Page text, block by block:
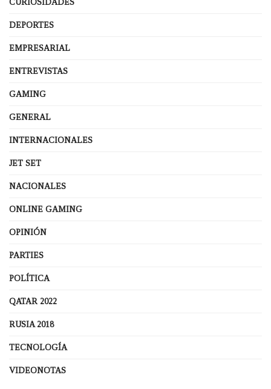
CURIOSIDADES
DEPORTES
EMPRESARIAL
ENTREVISTAS
GAMING
GENERAL
INTERNACIONALES
JET SET
NACIONALES
ONLINE GAMING
OPINIÓN
PARTIES
POLÍTICA
QATAR 2022
RUSIA 2018
TECNOLOGÍA
VIDEONOTAS